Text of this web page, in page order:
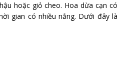
hoặc giỏ cheo. Hoa dừa cạn có
gian có nhiều nắng. Dưới đây là